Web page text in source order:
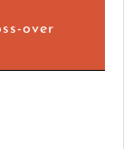
over